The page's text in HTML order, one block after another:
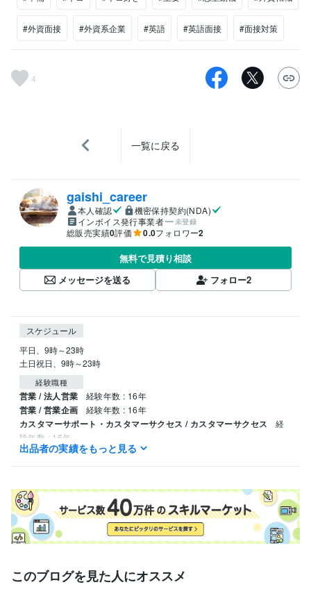
#外資面接 #外資系企業 #英語 #英語面接 #面接対策
4
一覧に戻る
gaishi_career
本人確認
機密保持契約(NDA)
インボイス発行事業者
未登録
総販売実績0評価 0.0フォロワー2
無料で見積り相談
メッセージを送る
フォロー2
スケジュール
平日、9時～23時
土日祝日、9時～23時
経験職種
営業 / 法人営業 経験年数 : 16年
営業 / 営業企画 経験年数 : 16年
カスタマーサポート・カスタマーサクセス / カスタマーサクセス
経
験年数 : 16年
経営・マネジメント / 経営企画・経営戦略
経営・マネジメント / 事業企画・事業開発 経験年数 : 5年
職歴
IFSジャパン株式会社 2024年6月 ~ 現在
Arai Parts of America, Inc. 2016年12月 ~ 2021年5月
得意分野
学歴
出品者の実績をもっと見る
このブログを見た人にオススメ